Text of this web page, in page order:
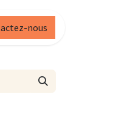
nous